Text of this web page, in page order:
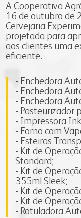
A Cooperativa
16 de outubro de
Cervejaria
projetada para
aos clientes uma
eficiente.
- Enchedora
- Enchedora
- Enchedora
- Pasteurizador
- Impressora
- Forno com
- Esteiras
- Kit de
Standard;
- Kit de
355ml Sleek;
- Kit de
- Kit de
- Rotuladora